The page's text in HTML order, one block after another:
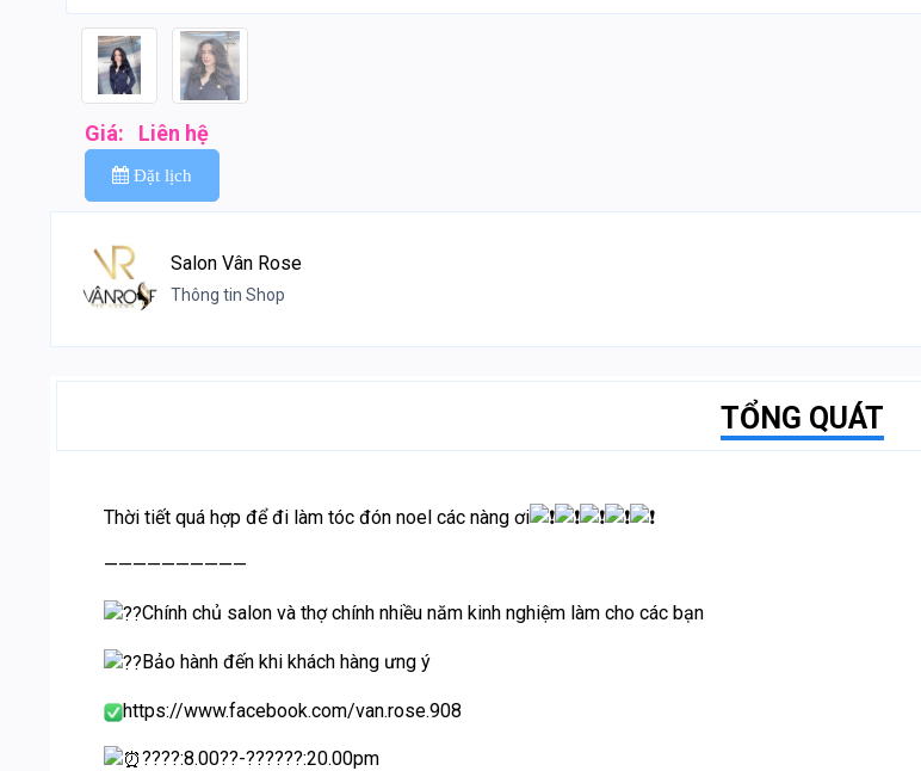
Giá: Liên hệ
Đặt lịch
Salon Vân Rose
Thông tin Shop
TỔNG QUÁT
Thời tiết quá hợp để đi làm tóc đón noel các nàng ơi
——————————
Chính chủ salon và thợ chính nhiều năm kinh nghiệm làm cho các bạn
Bảo hành đến khi khách hàng ưng ý
https://www.facebook.com/van.rose.908
????:8.00??-??????:20.00pm